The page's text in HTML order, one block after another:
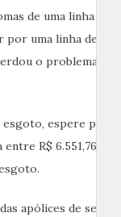
de uma linha
por uma linha de
o problema
espere pagar
R$ 6.551,76 e
apólices de